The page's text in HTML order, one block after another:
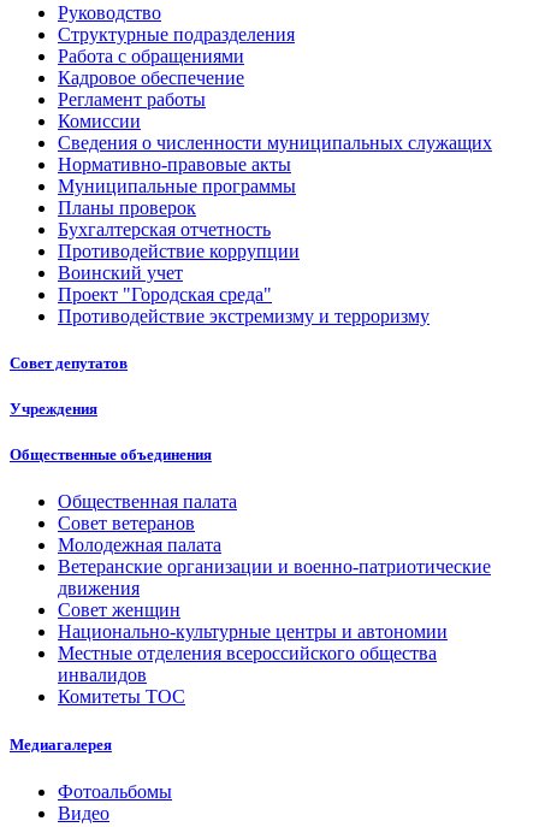
Руководство
Структурные подразделения
Работа с обращениями
Кадровое обеспечение
Регламент работы
Комиссии
Сведения о численности муниципальных служащих
Нормативно-правовые акты
Муниципальные программы
Планы проверок
Бухгалтерская отчетность
Противодействие коррупции
Воинский учет
Проект "Городская среда"
Противодействие экстремизму и терроризму
Совет депутатов
Учреждения
Общественные объединения
Общественная палата
Совет ветеранов
Молодежная палата
Ветеранские организации и военно-патриотические
движения
Совет женщин
Национально-культурные центры и автономии
Местные отделения всероссийского общества
инвалидов
Комитеты ТОС
Медиагалерея
Фотоальбомы
Видео